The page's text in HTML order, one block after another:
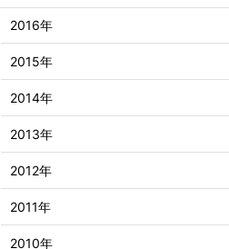
2016年
2015年
2014年
2013年
2012年
2011年
2010年